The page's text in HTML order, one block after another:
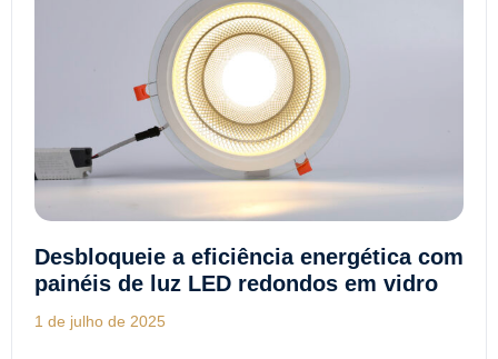
Desbloqueie a eficiência energética com
painéis de luz LED redondos em vidro
1 de julho de 2025